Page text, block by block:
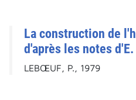
La construction de
d'après les notes
LEBŒUF, P., 1979